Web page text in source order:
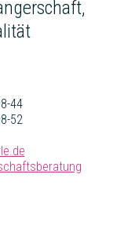
44
52